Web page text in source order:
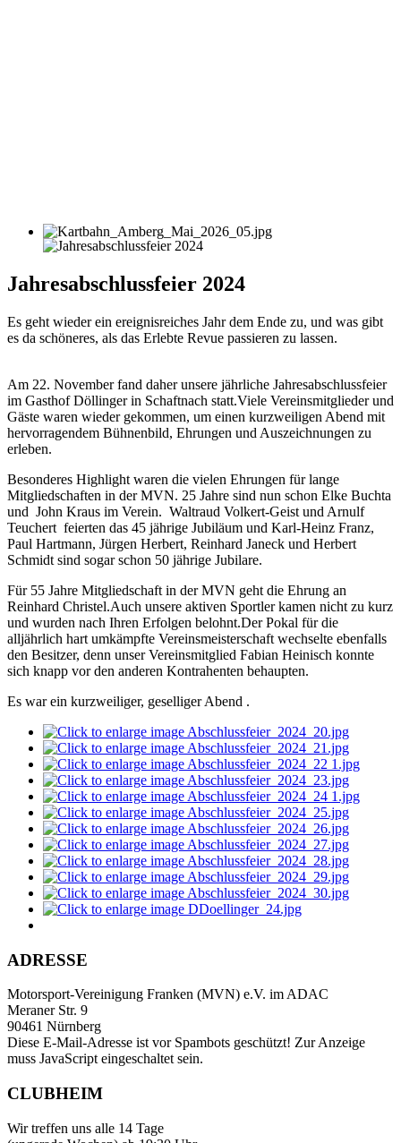
Jahresabschlussfeier 2024
Es geht wieder ein ereignisreiches Jahr dem Ende zu, und was gibt
es da schöneres, als das Erlebte Revue passieren zu lassen.
Am 22. November fand daher unsere jährliche Jahresabschlussfeier
im Gasthof Döllinger in Schaftnach statt.Viele Vereinsmitglieder und
Gäste waren wieder gekommen, um einen kurzweiligen Abend mit
hervorragendem Bühnenbild, Ehrungen und Auszeichnungen zu
erleben.
Besonderes Highlight waren die vielen Ehrungen für lange
Mitgliedschaften in der MVN. 25 Jahre sind nun schon Elke Buchta
und John Kraus im Verein. Waltraud Volkert-Geist und Arnulf
Teuchert feierten das 45 jährige Jubiläum und Karl-Heinz Franz,
Paul Hartmann, Jürgen Herbert, Reinhard Janeck und Herbert
Schmidt sind sogar schon 50 jährige Jubilare.
Für 55 Jahre Mitgliedschaft in der MVN geht die Ehrung an
Reinhard Christel.Auch unsere aktiven Sportler kamen nicht zu kurz
und wurden nach Ihren Erfolgen belohnt.Der Pokal für die
alljährlich hart umkämpfte Vereinsmeisterschaft wechselte ebenfalls
den Besitzer, denn unser Vereinsmitglied Fabian Heinisch konnte
sich knapp vor den anderen Kontrahenten behaupten.
Es war ein kurzweiliger, geselliger Abend .
ADRESSE
Motorsport-Vereinigung Franken (MVN) e.V. im ADAC
Meraner Str. 9
90461 Nürnberg
Diese E-Mail-Adresse ist vor Spambots geschützt! Zur Anzeige
muss JavaScript eingeschaltet sein.
CLUBHEIM
Wir treffen uns alle 14 Tage